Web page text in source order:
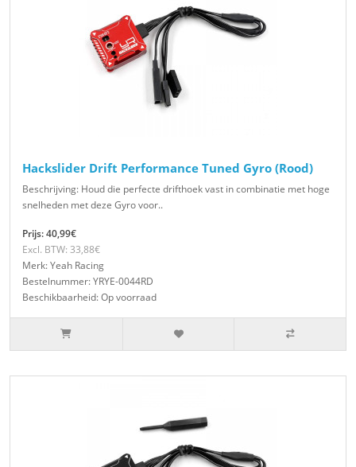
Hackslider Drift Performance Tuned Gyro (Rood)
Beschrijving: Houd die perfecte drifthoek vast in combinatie met hoge
snelheden met deze Gyro voor..
Prijs: 40,99€
Excl. BTW: 33,88€
Merk: Yeah Racing
Bestelnummer: YRYE-0044RD
Beschikbaarheid: Op voorraad